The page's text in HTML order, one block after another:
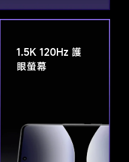
1.5K 120Hz 護
眼螢幕